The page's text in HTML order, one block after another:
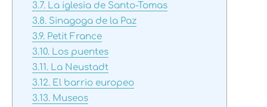
3.7.La iglesia de Santo-Tomas
3.8.Sinagoga de la Paz
3.9.Petit France
3.10.Los puentes
3.11.La Neustadt
3.12.El barrio europeo
3.13.Museos